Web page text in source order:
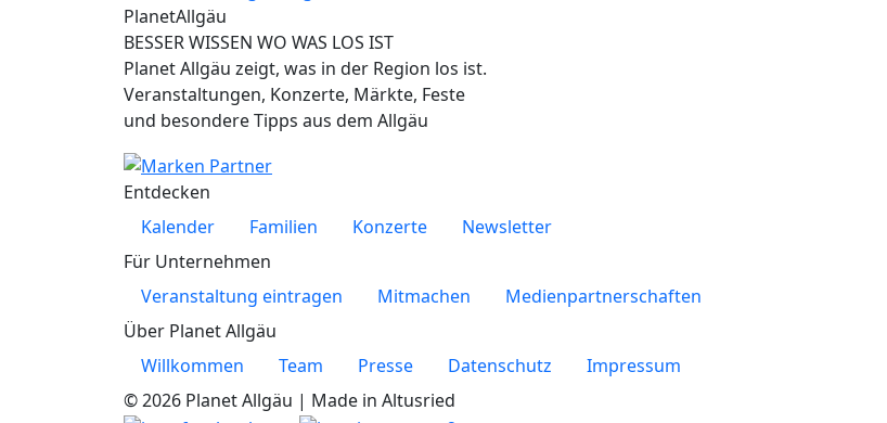
PlanetAllgäu
BESSER WISSEN WO WAS LOS IST
Planet Allgäu zeigt, was in der Region los ist.
Veranstaltungen, Konzerte, Märkte, Feste
und besondere Tipps aus dem Allgäu
Entdecken
Kalender
Familien Konzerte
Newsletter
Für Unternehmen
Veranstaltung eintragen
Mitmachen
Medienpartnerschaften
Über Planet Allgäu
Willkommen
Team Presse Datenschutz
Impressum
© 2026 Planet Allgäu | Made in Altusried